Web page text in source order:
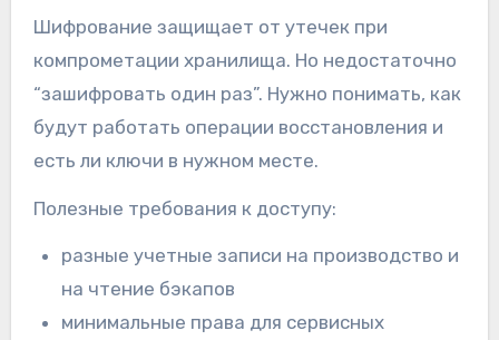
Шифрование защищает от утечек при
компрометации хранилища. Но недостаточно
“зашифровать один раз”. Нужно понимать, как
будут работать операции восстановления и
есть ли ключи в нужном месте.
Полезные требования к доступу:
разные учетные записи на производство и
на чтение бэкапов
минимальные права для сервисных